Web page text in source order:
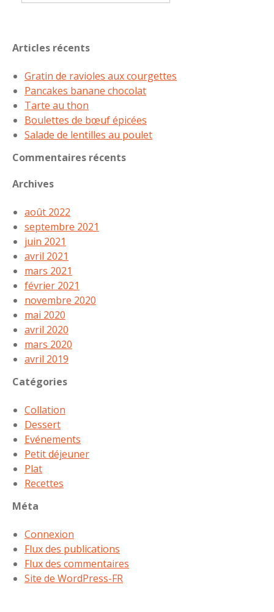
Articles récents
Gratin de ravioles aux courgettes
Pancakes banane chocolat
Tarte au thon
Boulettes de bœuf épicées
Salade de lentilles au poulet
Commentaires récents
Archives
août 2022
septembre 2021
juin 2021
avril 2021
mars 2021
février 2021
novembre 2020
mai 2020
avril 2020
mars 2020
avril 2019
Catégories
Collation
Dessert
Evénements
Petit déjeuner
Plat
Recettes
Méta
Connexion
Flux des publications
Flux des commentaires
Site de WordPress-FR